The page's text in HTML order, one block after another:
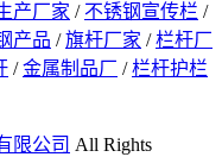
产厂家 / 不锈钢宣传栏 /
产品 /旗杆厂家 /栏杆厂
/金属制品厂 /栏杆护栏
限公司 All Rights